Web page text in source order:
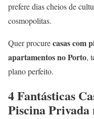
prefere dias cheios de
cosmopolitas.
Quer procurecasas com
apartamentos no Porto,
plano perfeito.
4 Fantásticas
Piscina Privada